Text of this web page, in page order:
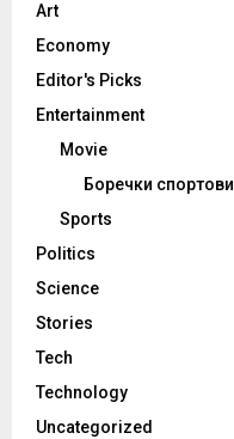
Art
Economy
Editor's Picks
Entertainment
Movie
Боречки спортови
Sports
Politics
Science
Stories
Tech
Technology
Uncategorized